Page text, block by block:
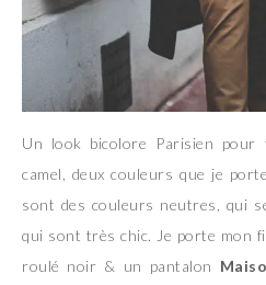
Un look bicolore Parisien
camel, deux couleurs que je
sont des couleurs neutres, qui
qui sont très chic. Je porte mon
roulé noir & un pantalon